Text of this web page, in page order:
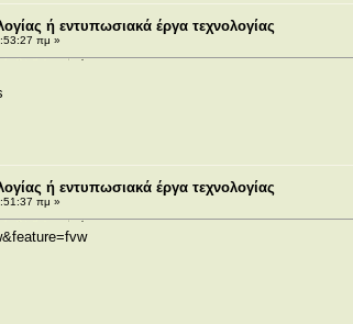
ή εντυπωσιακά έργα τεχνολογίας
πμ »
ή εντυπωσιακά έργα τεχνολογίας
πμ »